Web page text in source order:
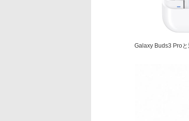
Galaxy Buds3 Pro